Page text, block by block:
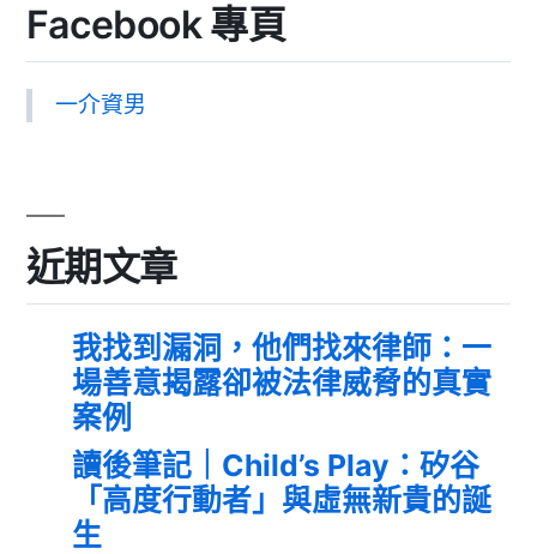
Facebook 專頁
一介資男
近期文章
我找到漏洞，他們找來律師：一
場善意揭露卻被法律威脅的真實
案例
讀後筆記｜Child’s Play：矽谷
「高度行動者」與虛無新貴的誕
生